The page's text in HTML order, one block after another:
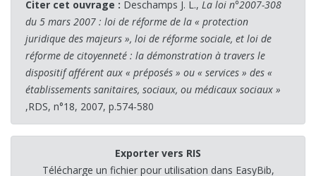
Citer cet ouvrage : Deschamps J. L., La loi n°2007-308
du 5 mars 2007 : loi de réforme de la « protection
juridique des majeurs », loi de réforme sociale, et loi de
réforme de citoyenneté : la démonstration à travers le
dispositif afférent aux « préposés » ou « services » des «
établissements sanitaires, sociaux, ou médicaux sociaux »
,RDS, n°18, 2007, p.574-580
Exporter vers RIS
Télécharge un fichier pour utilisation dans EasyBib,